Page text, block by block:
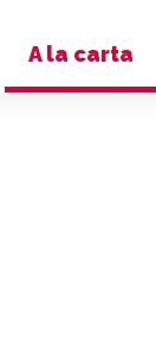
A la carta